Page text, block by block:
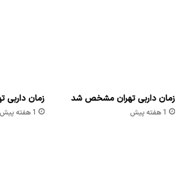
زمان داربی تهران مشخص شد
1 هفته پیش
زمان
1 هفته پیش